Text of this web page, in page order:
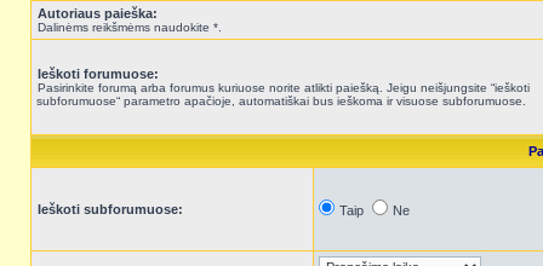
Autoriaus paieška:
Dalinėms reikšmėms naudokite *.
Ieškoti forumuose:
Pasirinkite forumą arba forumus kuriuose norite atlikti paiešką. Jeigu neišjungsite “ieškoti
subforumuose“ parametro apačioje, automatiškai bus ieškoma ir visuose subforumuose.
Ieškoti subforumuose: Taip Ne